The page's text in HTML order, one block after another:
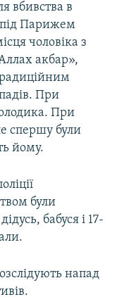
вбивства в
Парижем
чоловіка з
акбар»,
При
При
спершу були
йому.
були
бабуся і 17-
напад